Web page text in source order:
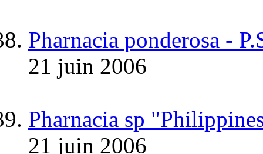
Pharnacia ponderosa -
21 juin 2006
Pharnacia sp
21 juin 2006